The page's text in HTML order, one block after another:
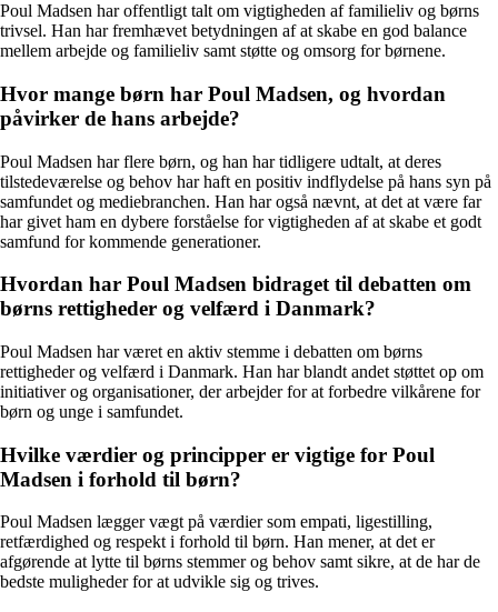
Poul Madsen har offentligt talt om vigtigheden af familieliv og børns
trivsel. Han har fremhævet betydningen af at skabe en god balance
mellem arbejde og familieliv samt støtte og omsorg for børnene.
Hvor mange børn har Poul Madsen, og hvordan
påvirker de hans arbejde?
Poul Madsen har flere børn, og han har tidligere udtalt, at deres
tilstedeværelse og behov har haft en positiv indflydelse på hans syn på
samfundet og mediebranchen. Han har også nævnt, at det at være far
har givet ham en dybere forståelse for vigtigheden af at skabe et godt
samfund for kommende generationer.
Hvordan har Poul Madsen bidraget til debatten om
børns rettigheder og velfærd i Danmark?
Poul Madsen har været en aktiv stemme i debatten om børns
rettigheder og velfærd i Danmark. Han har blandt andet støttet op om
initiativer og organisationer, der arbejder for at forbedre vilkårene for
børn og unge i samfundet.
Hvilke værdier og principper er vigtige for Poul
Madsen i forhold til børn?
Poul Madsen lægger vægt på værdier som empati, ligestilling,
retfærdighed og respekt i forhold til børn. Han mener, at det er
afgørende at lytte til børns stemmer og behov samt sikre, at de har de
bedste muligheder for at udvikle sig og trives.